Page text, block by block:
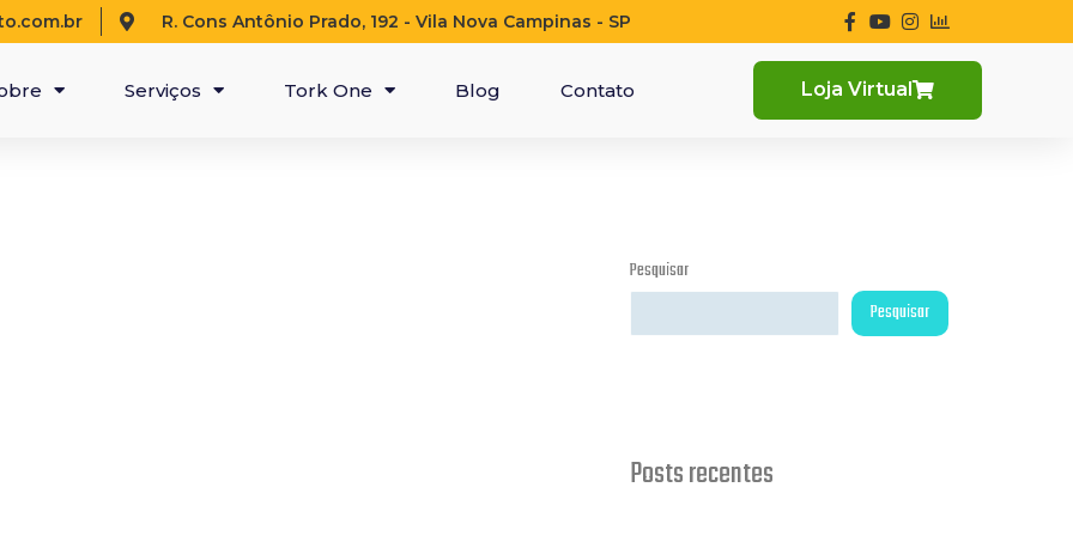
R. Cons Antônio Prado, 192 - Vila Nova Campinas - SP
Serviços Tork One Blog Contato Loja Virtual
Pesquisar
Pesquisar
Posts recentes